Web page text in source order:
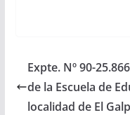
denominada:
"Construcción y
Ampliación de Redes
de Agua Potable y…
Expte. Nº 90-
de la Escuela de
localidad de El